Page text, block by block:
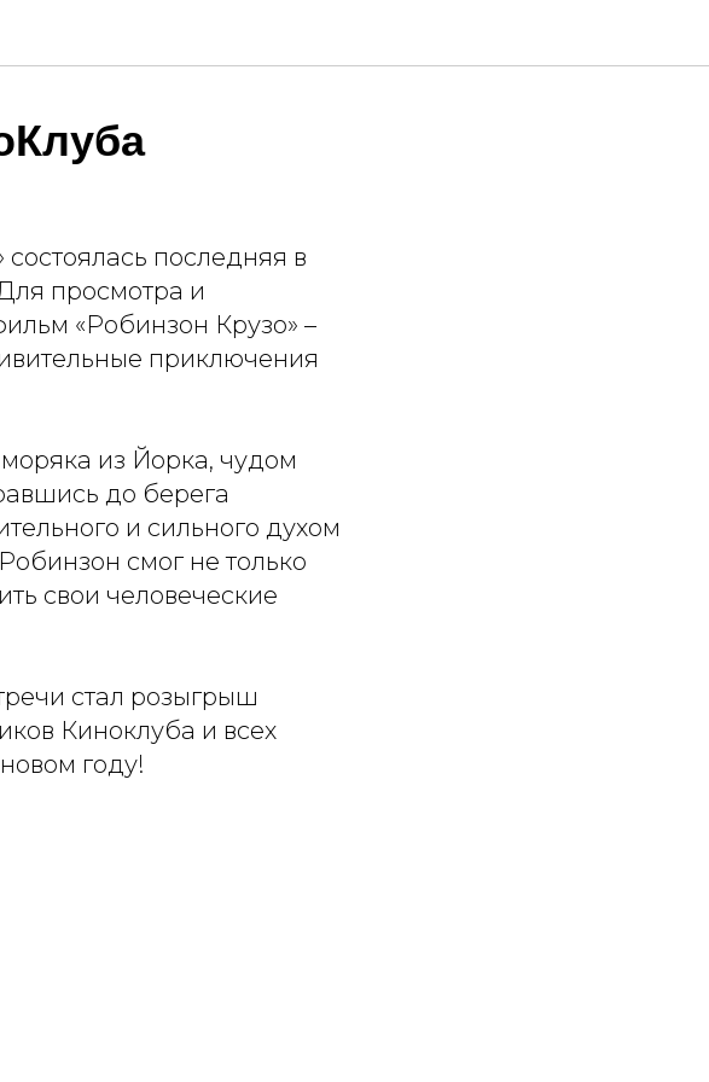
последняя в
просмотра и
«Робинзон Крузо» –
приключения
из Йорка, чудом
до берега
и сильного духом
смог не только
свои человеческие
стал розыгрыш
Киноклуба и всех
году!